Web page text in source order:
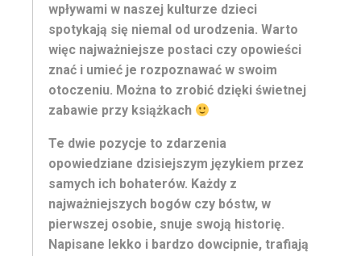
wpływami w naszej kulturze dzieci
spotykają się niemal od urodzenia. Warto
więc najważniejsze postaci czy opowieści
znać i umieć je rozpoznawać w swoim
otoczeniu. Można to zrobić dzięki świetnej
zabawie przy książkach
Te dwie pozycje to zdarzenia
opowiedziane dzisiejszym językiem przez
samych ich bohaterów. Każdy z
najważniejszych bogów czy bóstw, w
pierwszej osobie, snuje swoją historię.
Napisane lekko i bardzo dowcipnie, trafiają